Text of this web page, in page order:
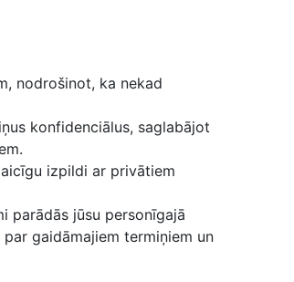
nodrošinot, ka nekad
konfidenciālus, saglabājot
izpildi ar privātiem
parādās jūsu personīgajā
gaidāmajiem termiņiem un